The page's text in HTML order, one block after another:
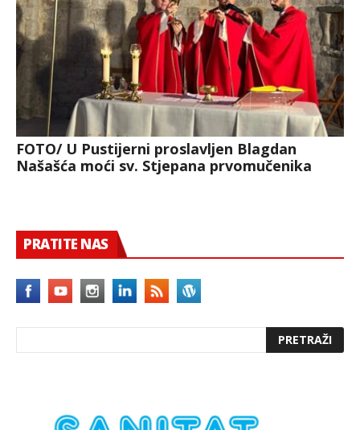
FOTO/ U Pustijerni proslavljen Blagdan
Našašća moći sv. Stjepana prvomučenika
PRATITE NAS